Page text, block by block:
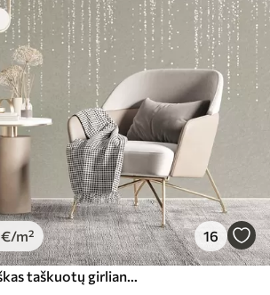
€/m² 16